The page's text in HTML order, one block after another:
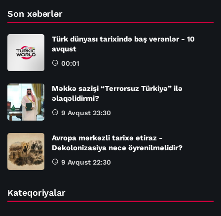
Son xəbərlər
Türk dünyası tarixində baş verənlər - 10
avqust
00:01
Məkkə sazişi “Terrorsuz Türkiyə” ilə
əlaqəlidirmi?
9 Avqust 23:30
Avropa mərkəzli tarixə etiraz -
Dekolonizasiya necə öyrənilməlidir?
9 Avqust 22:30
Kateqoriyalar